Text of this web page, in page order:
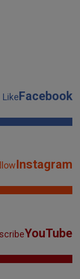
LikeFacebook
Instagram
YouTube